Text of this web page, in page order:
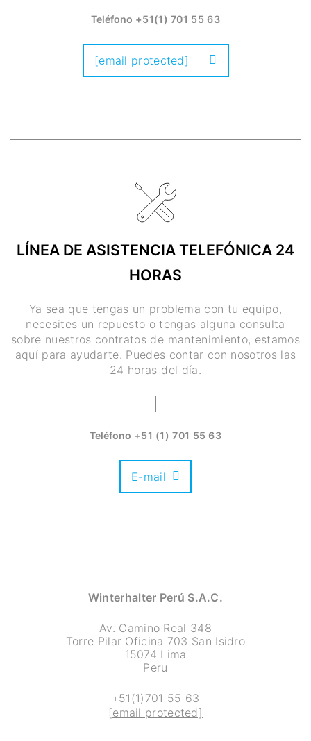
Teléfono +51(1) 701 55 63
[email protected]
LÍNEA DE ASISTENCIA TELEFÓNICA 24
HORAS
Ya sea que tengas un problema con tu equipo,
necesites un repuesto o tengas alguna consulta
sobre nuestros contratos de mantenimiento, estamos
aquí para ayudarte. Puedes contar con nosotros las
24 horas del día.
Teléfono +51 (1) 701 55 63
E-mail
Winterhalter Perú S.A.C.
Av. Camino Real 348
Torre Pilar Oficina 703 San Isidro
15074 Lima
Peru
+51(1)701 55 63
[email protected]